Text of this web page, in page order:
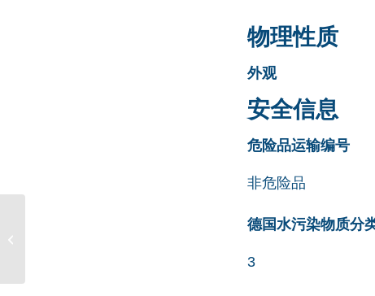
物理性质
外观
安全信息
危险品运输编号
非危险品
德国水污染物质分
3